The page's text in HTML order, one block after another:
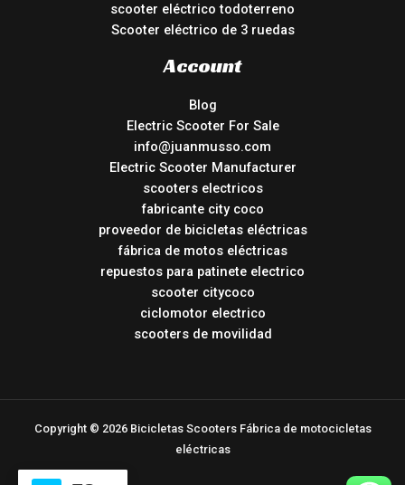
scooter eléctrico todoterreno
Scooter eléctrico de 3 ruedas
Account
Blog
Electric Scooter For Sale
info@juanmusso.com
Electric Scooter Manufacturer
scooters electricos
fabricante city coco
proveedor de bicicletas eléctricas
fábrica de motos eléctricas
repuestos para patinete electrico
scooter citycoco
ciclomotor electrico
scooters de movilidad
Copyright © 2026 Bicicletas Scooters Fábrica de motocicletas
eléctricas